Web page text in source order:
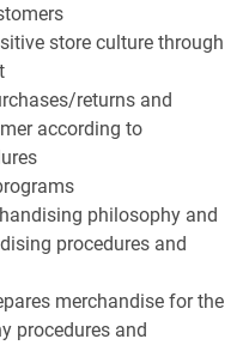
store culture through
returns and
according to
philosophy and
procedures and
merchandise for the
procedures and